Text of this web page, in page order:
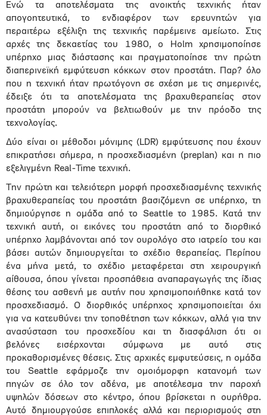
Ενώ τα αποτελέσματα της ανοικτής τεχνικής ήταν
απογοητευτικά, το ενδιαφέρον των ερευνητών για
περαιτέρω εξέλιξη της τεχνικής παρέμεινε αμείωτο. Στις
αρχές της δεκαετίας του 1980, ο Holm χρησιμοποίησε
υπέρηχο μιας διάστασης και πραγματοποίησε την πρώτη
διαπερινεϊκή εμφύτευση κόκκων στον προστάτη. Παρ? όλο
που η τεχνική ήταν πρωτόγονη σε σχέση με τις σημερινές,
έδειξε ότι τα αποτελέσματα της βραχυθεραπείας στον
προστάτη μπορούν να βελτιωθούν με την πρόοδο της
τεχνολογίας.
Δύο είναι οι μέθοδοι μόνιμης (LDR) εμφύτευσης που έχουν
επικρατήσει σήμερα, η προσχεδιασμένη (preplan) και η πιο
εξελιγμένη Real-Time τεχνική.
Την πρώτη και τελειότερη μορφή προσχεδιασμένης τεχνικής
βραχυθεραπείας του προστάτη βασιζόμενη σε υπέρηχο, τη
δημιούργησε η ομάδα από το Seattle το 1985. Κατά την
τεχνική αυτή, οι εικόνες του προστάτη από το διορθικό
υπέρηχο λαμβάνονται από τον ουρολόγο στο ιατρείο του και
βάσει αυτών δημιουργείται το σχέδιο θεραπείας. Περίπου
ένα μήνα μετά, το σχέδιο μεταφέρεται στη χειρουργική
αίθουσα, όπου γίνεται προσπάθεια αναπαραγωγής της ίδιας
θέσης του ασθενή με αυτήν που χρησιμοποιήθηκε κατά τον
προσχεδιασμό. Ο διορθικός υπέρηχος χρησιμοποιείται όχι
για να κατευθύνει την τοποθέτηση των κόκκων, αλλά για την
ανασύσταση του προσχεδίου και τη διασφάλιση ότι οι
βελόνες εισέρχονται σύμφωνα με αυτό στις
προκαθορισμένες θέσεις. Στις αρχικές εμφυτεύσεις, η ομάδα
του Seattle εφάρμοζε την ομοιόμορφη κατανομή των
πηγών σε όλο τον αδένα, με αποτέλεσμα την παροχή
υψηλών δόσεων στο κέντρο, όπου βρίσκεται η ουρήθρα.
Αυτό δημιουργούσε επιπλοκές αλλά και περιορισμούς στη